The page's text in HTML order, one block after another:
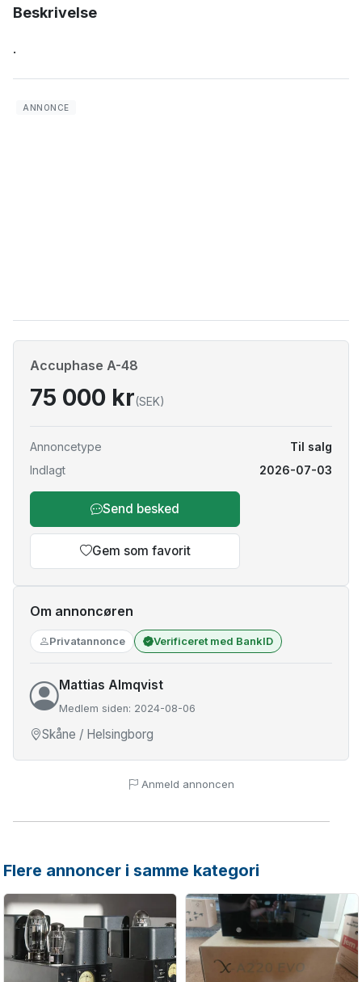
Beskrivelse
.
Accuphase A-48
75 000 kr(SEK)
Annoncetype
Til salg
Indlagt
2026-07-03
Send besked
Gem som favorit
Om annoncøren
Privatannonce Verificeret med BankID
Mattias Almqvist
Medlem siden: 2024-08-06
Skåne / Helsingborg
Anmeld annoncen
Flere annoncer i samme kategori